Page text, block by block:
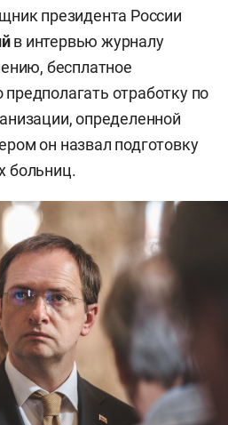
президента России
в интервью журналу
бесплатное
отработку по
определенной
он назвал подготовку
больниц.